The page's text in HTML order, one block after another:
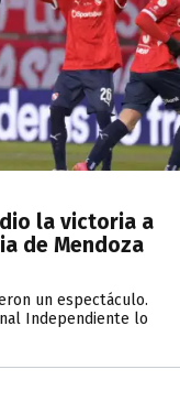
la victoria a
de Mendoza
un espectáculo.
Independiente lo